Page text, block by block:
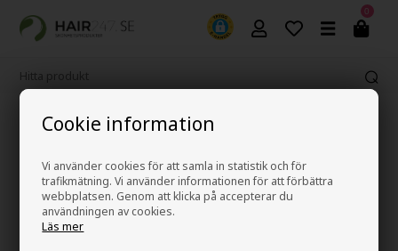
Cookie information
Vi använder cookies för att samla in statistik och för
trafikmätning. Vi använder informationen för att förbättra
webbplatsen. Genom att klicka på accepterar du
användningen av cookies.
Läs mer
0
365 dagars ångerrätt
Waterclouds The Dude Beach Bum Tonic 100ml